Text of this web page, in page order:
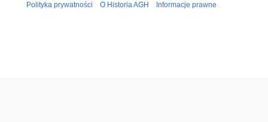
Polityka prywatności O Historia AGH Informacje prawne